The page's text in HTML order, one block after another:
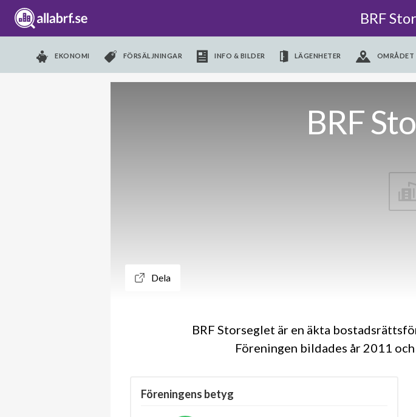
BRF
EKONOMI FÖRSÄLJNINGAR INFO & BILDER LÄGENHETER OMRÅDET
BRF
Dela
BRF Storseglet är en äkta
Föreningen bildades år 2011
Föreningens betyg